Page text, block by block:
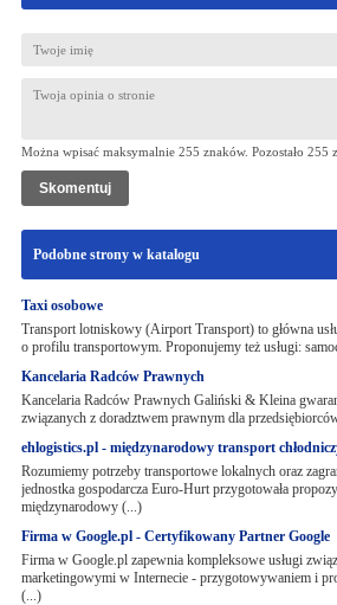
Można wpisać maksymalnie 255 znaków. Pozostało 255
Podobne strony w katalogu
Taxi osobowe
Transport lotniskowy (Airport Transport) to główna
o profilu transportowym. Proponujemy też usługi:
Kancelaria Radców Prawnych
Kancelaria Radców Prawnych Galiński & Kleina
związanych z doradztwem prawnym dla
ehlogistics.pl - międzynarodowy transport
Rozumiemy potrzeby transportowe lokalnych oraz
jednostka gospodarcza Euro-Hurt przygotowała
międzynarodowy (...)
Firma w Google.pl - Certyfikowany Partner Google
Firma w Google.pl zapewnia kompleksowe usługi
marketingowymi w Internecie - przygotowywaniem i
(...)